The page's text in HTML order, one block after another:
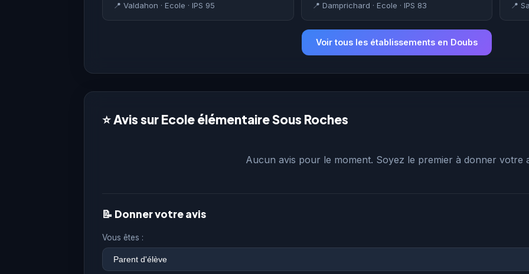
📍 Valdahon · Ecole · IPS 95 📍 Damprichard · Ecole · IPS 83 📍
Voir tous les établissements en Doubs
⭐ Avis sur Ecole élémentaire Sous Roches
Aucun avis pour le moment. Soyez le premier à donner votre
📝 Donner votre avis
Vous êtes :